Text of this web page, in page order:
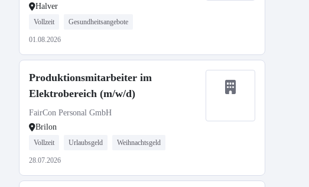
Halver
Vollzeit Gesundheitsangebote
01.08.2026
Produktionsmitarbeiter im
Elektrobereich (m/w/d)
FairCon Personal GmbH
Brilon
Vollzeit Urlaubsgeld Weihnachtsgeld
28.07.2026